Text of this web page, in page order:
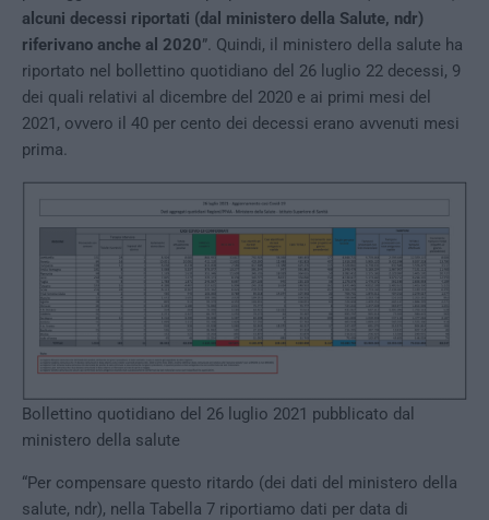
alcuni decessi riportati (dal ministero della Salute, ndr)
riferivano anche al 2020”. Quindi, il ministero della salute ha
riportato nel bollettino quotidiano del 26 luglio 22 decessi, 9
dei quali relativi al dicembre del 2020 e ai primi mesi del
2021, ovvero il 40 per cento dei decessi erano avvenuti mesi
prima.
Bollettino quotidiano del 26 luglio 2021 pubblicato dal
ministero della salute
“Per compensare questo ritardo (dei dati del ministero della
salute, ndr), nella Tabella 7 riportiamo dati per data di